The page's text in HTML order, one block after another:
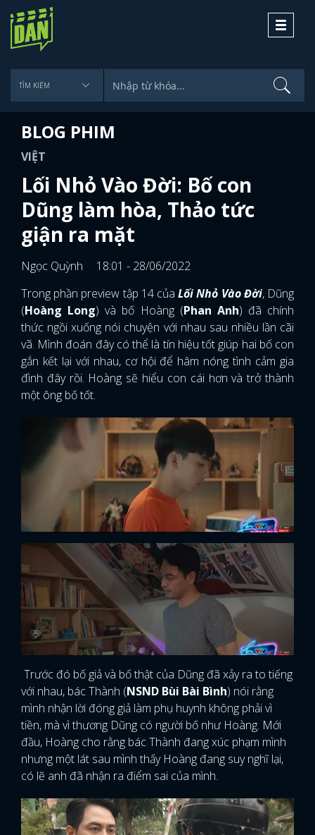
Toggle
BLOG PHIM
VIỆT
Lối Nhỏ Vào Đời: Bố con
Dũng làm hòa, Thảo tức
giận ra mặt
Ngọc Quỳnh
18:01 - 28/06/2022
Trong phần preview tập 14 củaLối Nhỏ Vào Đời, Dũng
(Hoàng Long) và bố Hoàng (Phan Anh) đã chính
thức ngồi xuống nói chuyện với nhau sau nhiều lần cãi
vã. Mình đoán đây có thể là tín hiệu tốt giúp hai bố con
gắn kết lại với nhau, cơ hội để hâm nóng tình cảm gia
đình đây rồi. Hoàng sẽ hiểu con cái hơn và trở thành
một ông bố tốt.
Trước đó bố giả và bố thật của Dũng đã xảy ra to tiếng
với nhau, bác Thành (NSND Bùi Bài Bình) nói rằng
mình nhận lời đóng giả làm phụ huynh không phải vì
tiền, mà vì thương Dũng có người bố như Hoàng. Mới
đầu, Hoàng cho rằng bác Thành đang xúc phạm mình
nhưng một lát sau mình thấy Hoàng đang suy nghĩ lại,
có lẽ anh đã nhận ra điểm sai của mình.